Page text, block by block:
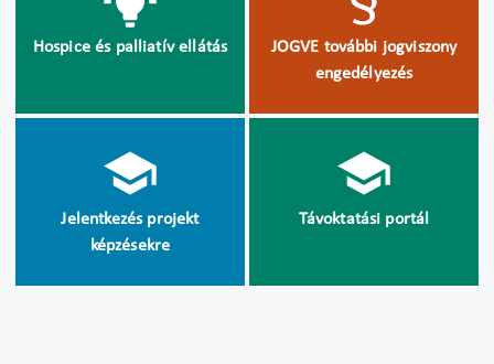
Hospice és palliatív ellátás
JOGVE további jogviszony
engedélyezés
Jelentkezés projekt
képzésekre
Távoktatási portál